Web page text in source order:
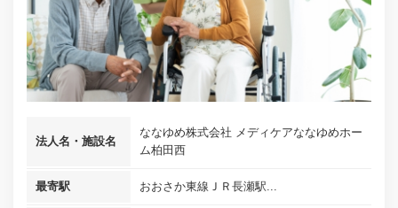
法人名・施設名
ななゆめ株式会社 メディケアななゆめホー
ム柏田西
最寄駅 おおさか東線ＪＲ長瀬駅...